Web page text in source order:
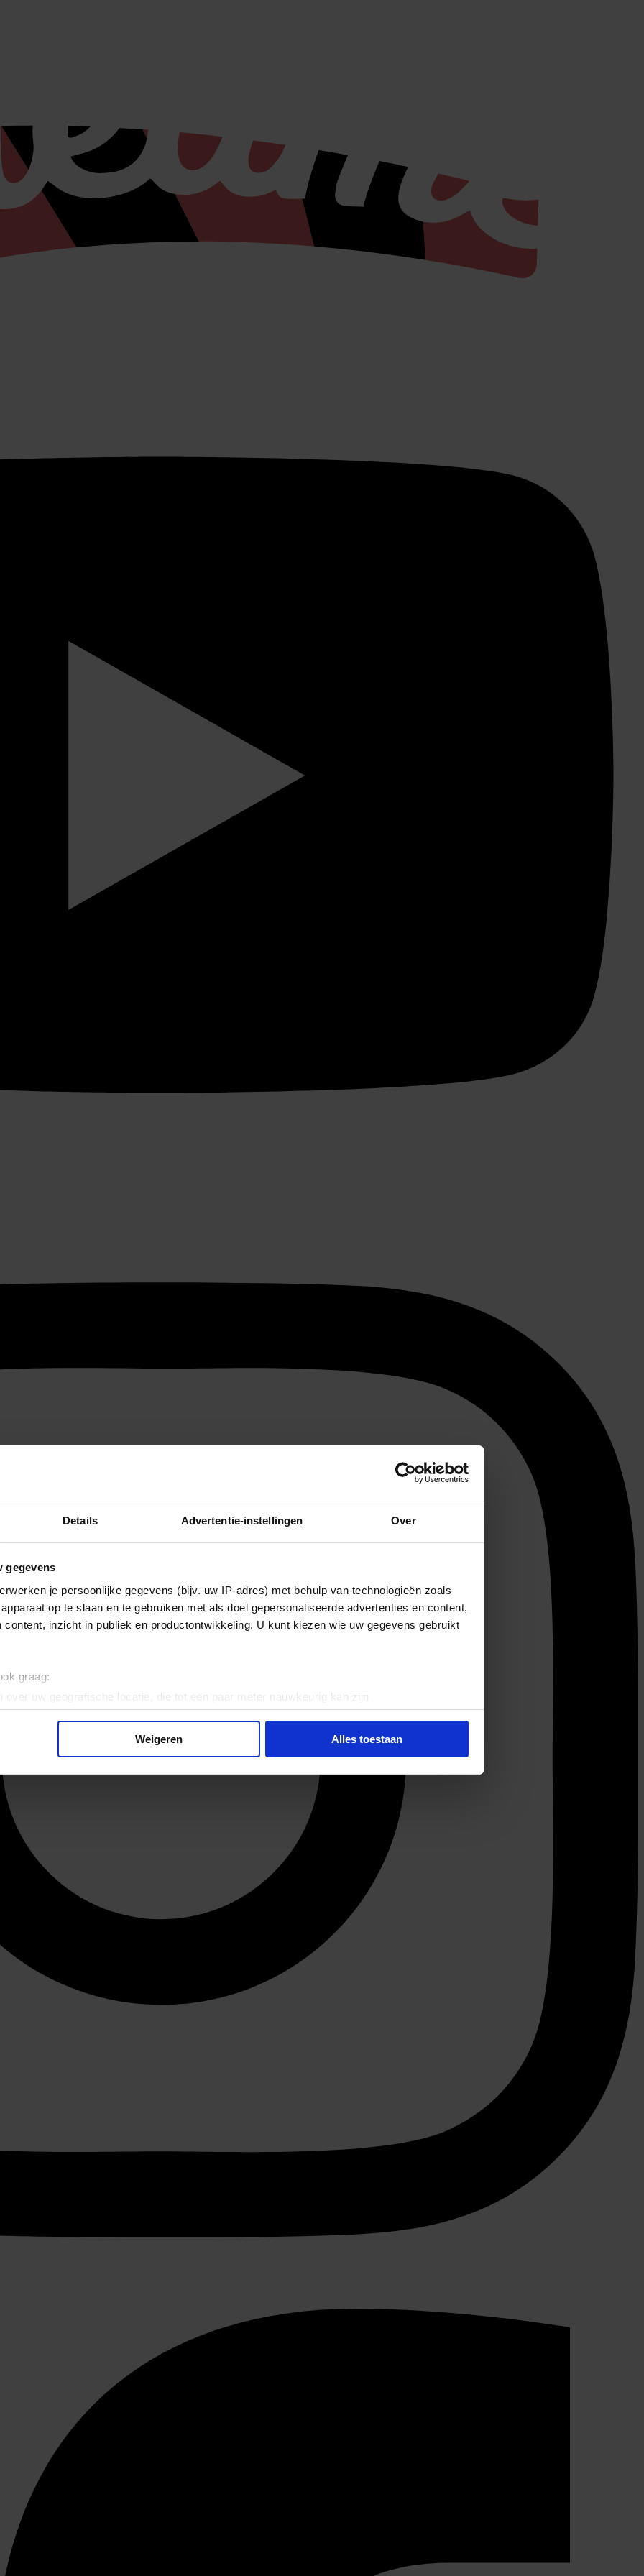
Details Advertentie-instellingen Over
gegevens
je persoonlijke gegevens (bijv. uw IP-adres) met behulp van technologieën zoals
op te slaan en te gebruiken met als doel gepersonaliseerde advertenties en content,
content, inzicht in publiek en productontwikkeling. U kunt kiezen wie uw gegevens gebruikt
graag:
over uw geografische locatie, die tot een paar meter nauwkeurig kan zijn
door het actief te scannen op specifieke eigenschappen (fingerprinting)
gegevens worden verwerkt en stel uw voorkeuren in het
detailgedeelte
en advertenties te personaliseren, om functies voor social media te bieden en om ons
Ook delen we informatie over uw gebruik van onze site met onze partners voor social
Deze partners kunnen deze gegevens combineren met andere informatie die u aan ze heeft
op basis van uw gebruik van hun services.
Weigeren Alles toestaan